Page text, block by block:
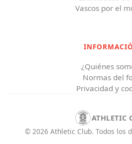
Vascos por el
¿Quiénes
Normas del
Privacidad y
ATHLETIC
© 2026 Athletic Club. Todos los